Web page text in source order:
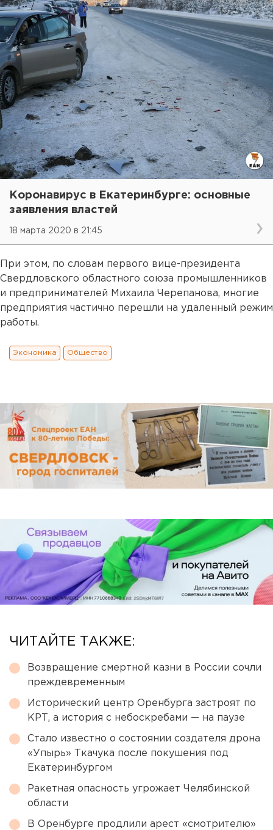
Коронавирус в Екатеринбурге: основные
заявления властей
18 марта 2020 в 21:45
При этом, по словам первого вице-президента
Свердловского областного союза промышленников
и предпринимателей Михаила Черепанова, многие
предприятия частично перешли на удаленный режим
работы.
Экономика Общество
ЧИТАЙТЕ ТАКЖЕ:
Возвращение смертной казни в России сочли
преждевременным
Исторический центр Оренбурга застроят по
КРТ, а история с небоскребами — на паузе
Стало известно о состоянии создателя дрона
«Упырь» Ткачука после покушения под
Екатеринбургом
Ракетная опасность угрожает Челябинской
области
В Оренбурге продлили арест «смотрителю»